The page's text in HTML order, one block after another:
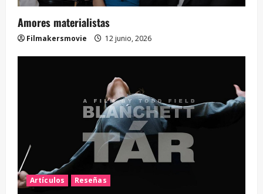
Amores materialistas
Filmakersmovie 12 junio, 2026
Artículos Reseñas